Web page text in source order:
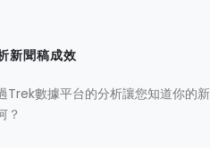
新聞稿成效
Trek數據平台的分析讓您知道你的
？